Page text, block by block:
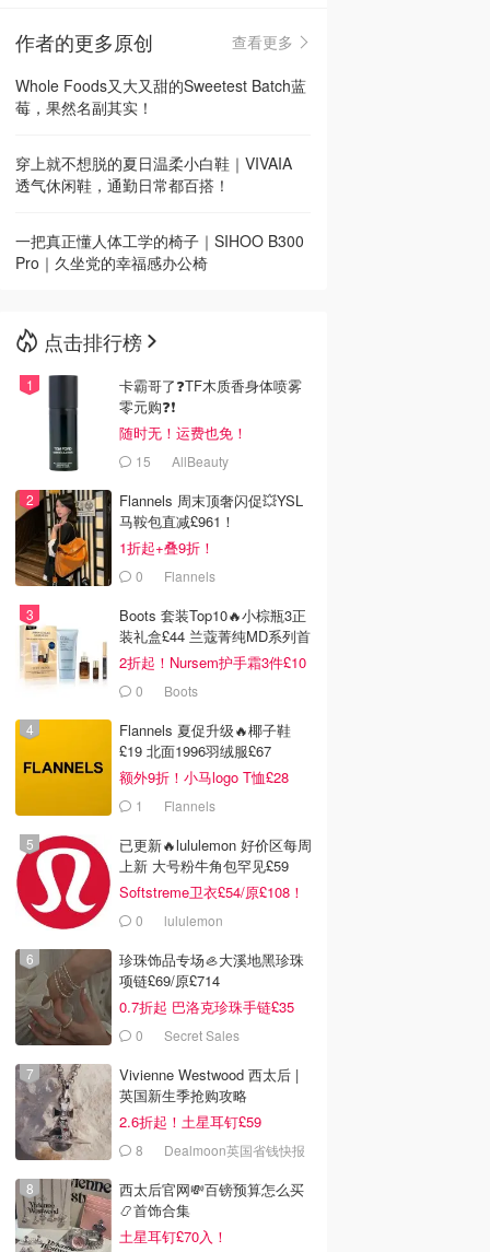
🇳🇿新西兰
作者的更多原创
查看更多
Whole Foods又大又甜的Sweetest Batch蓝
莓，果然名副其实！
穿上就不想脱的夏日温柔小白鞋｜VIVAIA
透气休闲鞋，通勤日常都百搭！
一把真正懂人体工学的椅子｜SIHOO B300
Pro｜久坐党的幸福感办公椅
点击排行榜
卡霸哥了❓TF木质香身体喷雾
零元购❓❗
随时无！运费也免！
15 AllBeauty
Flannels 周末顶奢闪促💥YSL
马鞍包直减£961！
1折起+叠9折！
0 Flannels
Boots 套装Top10🔥小棕瓶3正
装礼盒£44 兰蔻菁纯MD系列首
折
2折起！Nursem护手霜3件£10
0 Boots
Flannels 夏促升级🔥椰子鞋
£19 北面1996羽绒服£67
额外9折！小马logo T恤£28
1 Flannels
已更新🔥lululemon 好价区每周
上新 大号粉牛角包罕见£59
Softstreme卫衣£54/原£108！
0 lululemon
珍珠饰品专场🦪大溪地黑珍珠
项链£69/原£714
0.7折起 巴洛克珍珠手链£35
0 Secret Sales
Vivienne Westwood 西太后 |
英国新生季抢购攻略
2.6折起！土星耳钉£59
8 Dealmoon英国省钱快报
西太后官网💸百镑预算怎么买
📿首饰合集
土星耳钉£70入！